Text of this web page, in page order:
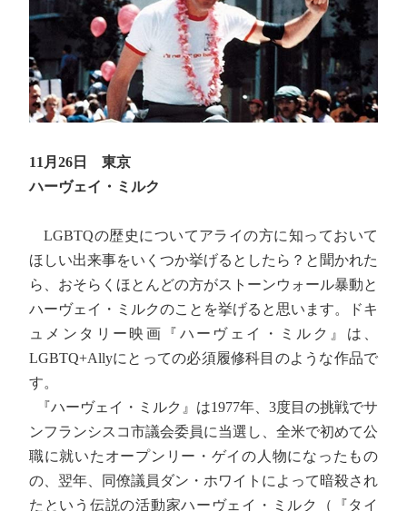
11月26日 東京
ハーヴェイ・ミルク
LGBTQの歴史についてアライの方に知っておいて
ほしい出来事をいくつか挙げるとしたら？と聞かれた
ら、おそらくほとんどの方がストーンウォール暴動と
ハーヴェイ・ミルクのことを挙げると思います。ドキ
ュメンタリー映画『ハーヴェイ・ミルク』は、
LGBTQ+Allyにとっての必須履修科目のような作品で
す。
『ハーヴェイ・ミルク』は1977年、3度目の挑戦でサ
ンフランシスコ市議会委員に当選し、全米で初めて公
職に就いたオープンリー・ゲイの人物になったもの
の、翌年、同僚議員ダン・ホワイトによって暗殺され
たという伝説の活動家ハーヴェイ・ミルク（『タイ